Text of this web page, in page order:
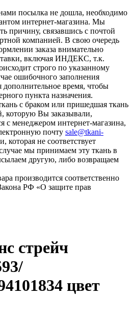
посылка не дошла, необходимо
интернет-магазина. Мы
причину, связавшись с почтой
компанией. В свою очередь
заказа внимательно
включая ИНДЕКС, т.к.
строго по указанному
ошибочного заполнения
дополнительное время, чтобы
пункта назначения.
с браком или пришедшая ткань
которую Вы заказывали,
с менеджером интернет-магазина,
почту sale@tkani-
которая не соответствует
мы принимаем эту ткань в
другую, либо возвращаем
производится соответственно
РФ «О защите прав
стрейч
цвет